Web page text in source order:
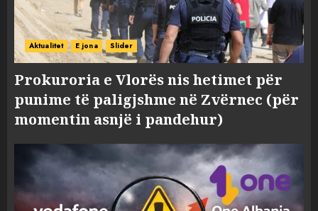
Aktualitet E jona Slider
Prokuroria e Vlorës nis hetimet për
punime të paligjshme në Zvërnec (për
momentin asnjë i pandehur)